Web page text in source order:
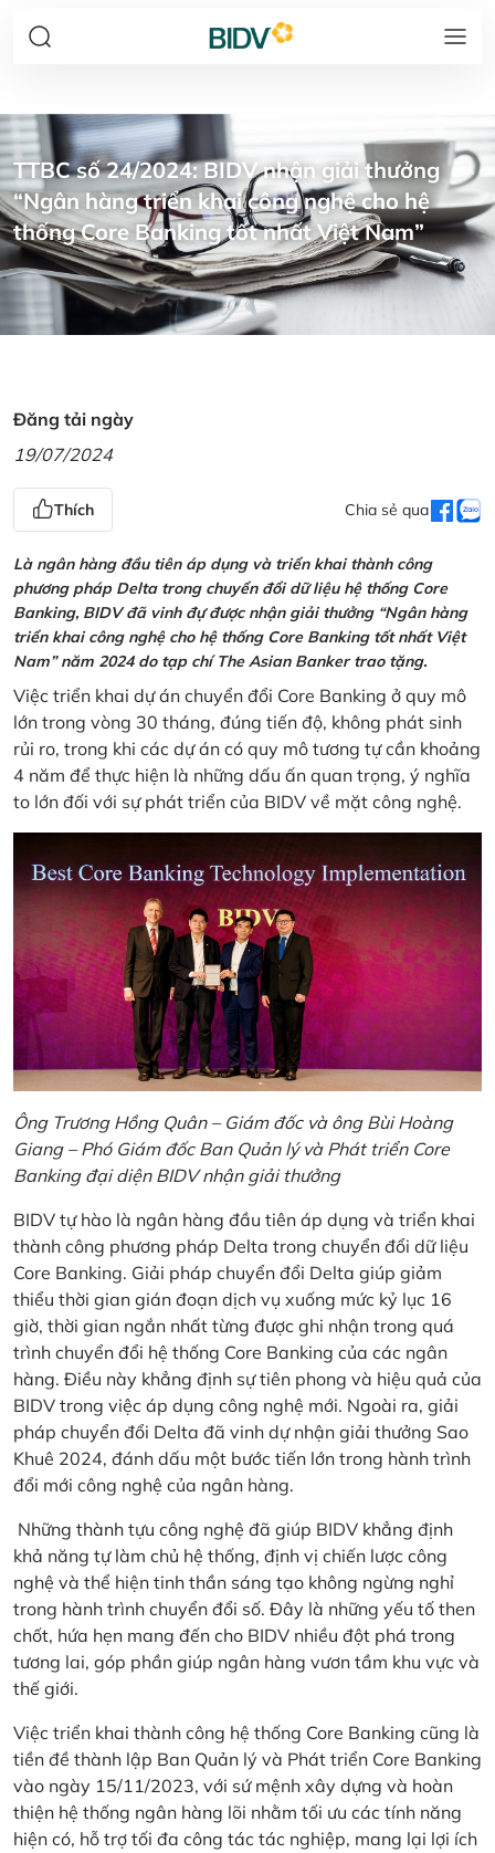
TTBC số 24/2024: BIDV nhận giải thưởng
“Ngân hàng triển khai công nghệ cho hệ
thống Core Banking tốt nhất Việt Nam”
Đăng tải ngày
19/07/2024
Thích Chia sẻ qua
Là ngân hàng đầu tiên áp dụng và triển khai thành công
phương pháp Delta trong chuyển đổi dữ liệu hệ thống Core
Banking, BIDV đã vinh đự được nhận giải thưởng “Ngân hàng
triển khai công nghệ cho hệ thống Core Banking tốt nhất Việt
Nam” năm 2024 do tạp chí The Asian Banker trao tặng.
Việc triển khai dự án chuyển đổi Core Banking ở quy mô
lớn trong vòng 30 tháng, đúng tiến độ, không phát sinh
rủi ro, trong khi các dự án có quy mô tương tự cần khoảng
4 năm để thực hiện là những dấu ấn quan trọng, ý nghĩa
to lớn đối với sự phát triển của BIDV về mặt công nghệ.
Ông Trương Hồng Quân – Giám đốc và ông Bùi Hoàng
Giang – Phó Giám đốc Ban Quản lý và Phát triển Core
Banking đại diện BIDV nhận giải thưởng
BIDV tự hào là ngân hàng đầu tiên áp dụng và triển khai
thành công phương pháp Delta trong chuyển đổi dữ liệu
Core Banking. Giải pháp chuyển đổi Delta giúp giảm
thiểu thời gian gián đoạn dịch vụ xuống mức kỷ lục 16
giờ, thời gian ngắn nhất từng được ghi nhận trong quá
trình chuyển đổi hệ thống Core Banking của các ngân
hàng. Điều này khẳng định sự tiên phong và hiệu quả của
BIDV trong việc áp dụng công nghệ mới. Ngoài ra, giải
pháp chuyển đổi Delta đã vinh dự nhận giải thưởng Sao
Khuê 2024, đánh dấu một bước tiến lớn trong hành trình
đổi mới công nghệ của ngân hàng.
Những thành tựu công nghệ đã giúp BIDV khẳng định
khả năng tự làm chủ hệ thống, định vị chiến lược công
nghệ và thể hiện tinh thần sáng tạo không ngừng nghỉ
trong hành trình chuyển đổi số. Đây là những yếu tố then
chốt, hứa hẹn mang đến cho BIDV nhiều đột phá trong
tương lai, góp phần giúp ngân hàng vươn tầm khu vực và
thế giới.
Việc triển khai thành công hệ thống Core Banking cũng là
tiền đề thành lập Ban Quản lý và Phát triển Core Banking
vào ngày 15/11/2023, với sứ mệnh xây dựng và hoàn
thiện hệ thống ngân hàng lõi nhằm tối ưu các tính năng
hiện có, hỗ trợ tối đa công tác tác nghiệp, mang lại lợi ích